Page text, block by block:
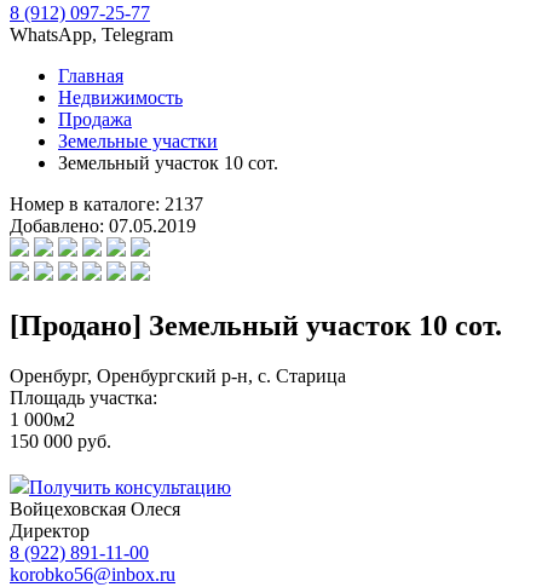
8 (912) 097-25-77
WhatsApp, Telegram
Главная
Недвижимость
Продажа
Земельные участки
Земельный участок 10 сот.
Номер в каталоге: 2137
Добавлено: 07.05.2019
[Продано] Земельный участок 10 сот.
Оренбург, Оренбургский р-н, с. Старица
Площадь участка:
1 000м2
150 000 руб.
Получить консультацию
Войцеховская Олеся
Директор
8 (922) 891-11-00
korobko56@inbox.ru